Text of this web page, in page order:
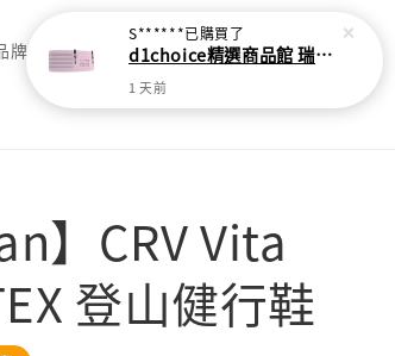
牌總覽
】CRV Vita
登山健行鞋
S******已購買了
d1choice精選商品館 瑞士【Compressport】2025 UTMB 寬版Pro FreeBelt.2自由腰帶
1 天前